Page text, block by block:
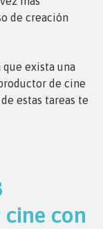
de creación
que exista una
de cine
estas tareas te
con